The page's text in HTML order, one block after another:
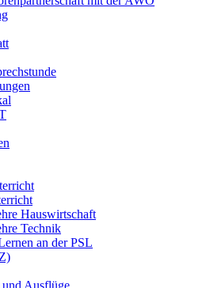
Hauswirtschaft
Technik
an der PSL​
Ausflüge